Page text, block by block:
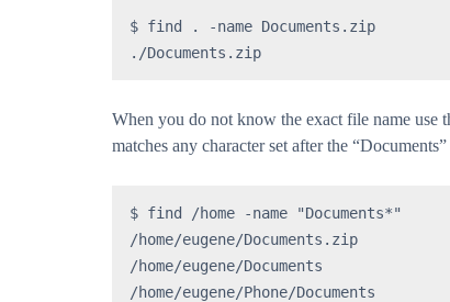
$ find . -name Documents.zip
./Documents.zip
When you do not know the exact file name use
matches any character set after the
$ find /home -name "Documents*"
/home/eugene/Documents.zip
/home/eugene/Documents
/home/eugene/Phone/Documents